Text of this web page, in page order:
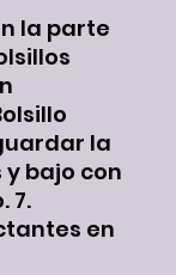
la parte
la
y bajo con
7.
en